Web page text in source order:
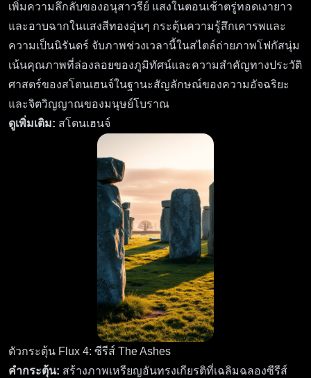
เพิ่มความลึกลับของอนุสาวรีย์ แสงในตอนเช้าตรู่ทอดเงายาว
และอาบฉากในแสงสีทองอุ่นๆ กระตุ้นความรู้สึกเคารพและ
ความเป็นนิรันดร์ จับภาพช่วงเวลานี้ในสไตล์ถ่ายภาพโฟกัสนุ่ม
เน้นคุณภาพที่ล่องลอยของภูมิทัศน์และความสำคัญทางประวัติ
ศาสตร์ของสโตนเฮนจ์ในฐานะสัญลักษณ์ของความอัจฉริยะ
และจิตวิญญาณของมนุษย์โบราณ
ดูเพิ่มเติม: สโตนเฮนจ์
ตัวกระตุ้น Flux 4: ซีรีส์ The Ashes
คำกระตุ้น: สร้างภาพเหรียญอันทรงเกียรติที่เฉลิมฉลองซีรีส์